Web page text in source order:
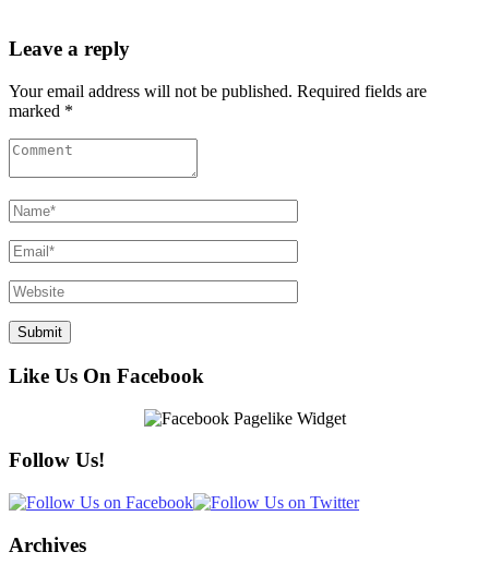
Leave a reply
Your email address will not be published. Required fields are
marked *
Like Us On Facebook
Follow Us!
Archives